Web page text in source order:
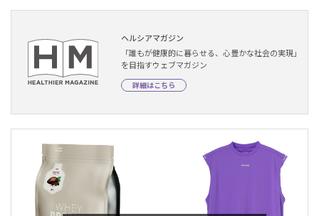
ヘルシアマガジン
「誰もが健康的に暮らせる、心豊かな社会の実現」
を目指すウェブマガジン
詳細はこちら